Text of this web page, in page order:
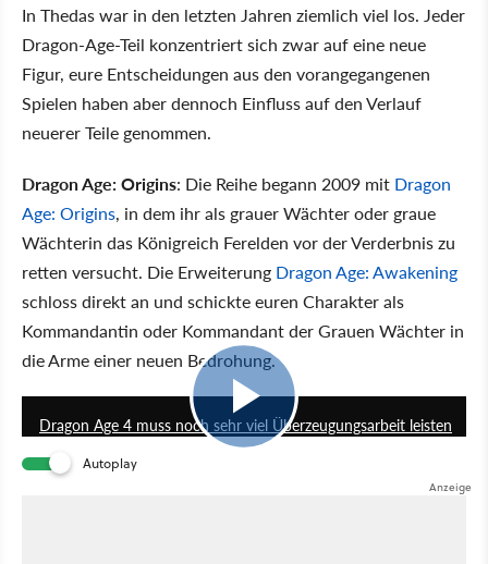
In Thedas war in den letzten Jahren ziemlich viel los. Jeder
Dragon-Age-Teil konzentriert sich zwar auf eine neue
Figur, eure Entscheidungen aus den vorangegangenen
Spielen haben aber dennoch Einfluss auf den Verlauf
neuerer Teile genommen.
Dragon Age: Origins: Die Reihe begann 2009 mit Dragon
Age: Origins, in dem ihr als grauer Wächter oder graue
Wächterin das Königreich Ferelden vor der Verderbnis zu
retten versucht. Die Erweiterung Dragon Age: Awakening
schloss direkt an und schickte euren Charakter als
Kommandantin oder Kommandant der Grauen Wächter in
die Arme einer neuen Bedrohung.
Dragon Age 4 muss noch sehr viel Überzeugungsarbeit leisten
Autoplay